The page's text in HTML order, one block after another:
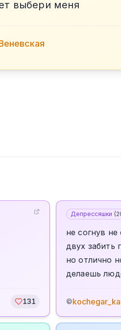
выбери меня
131
Депрессяшки (
не согнув
двух забить
но отлично
делаешь
©kochegar_ka